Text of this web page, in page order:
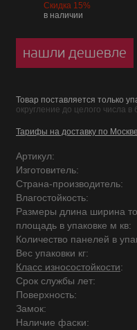
Скидка 15%
в наличии
нашли дешевле
Товар поставляется только
округление до целого числа
Тарифы на доставку по
Артикул:
Изготовитель:
Страна-производитель:
Влагостойкость:
Размеры длина ширина
площадь в упаковке м кв:
Количество панелей в
Вес упаковки кг:
Класс износостойкости:
Срок службы лет:
Поверхность:
Замок:
Наличие фаски: